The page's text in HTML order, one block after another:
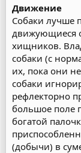
Движение
Собаки лучше
движующиеся
хищников.
собаки (с
их, пока они
собаки
рефлекторно
большое поле
богатой
(добычи) в